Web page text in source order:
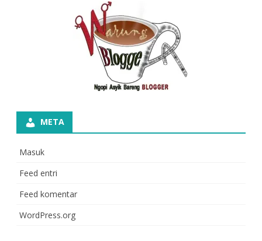
META
Masuk
Feed entri
Feed komentar
WordPress.org